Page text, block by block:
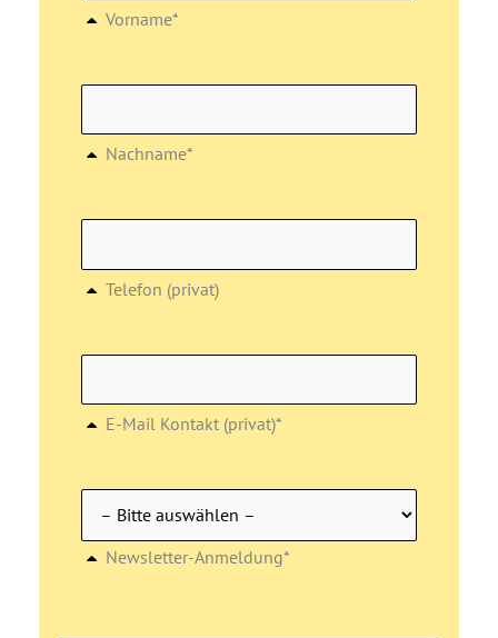
Vorname*
Nachname*
Telefon (privat)
E-Mail Kontakt (privat)*
Newsletter-Anmeldung*